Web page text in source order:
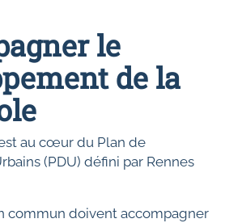
le
de la
au cœur du Plan de
(PDU) défini par Rennes
commun doivent accompagner